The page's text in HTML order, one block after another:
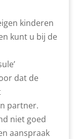
kinderen
kunt u bij de
dat de
partner.
niet goed
aanspraak